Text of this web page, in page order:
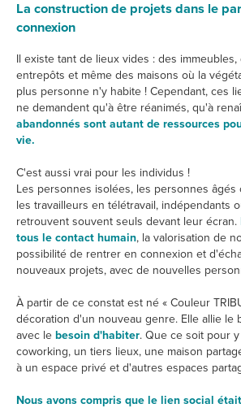
La construction de projets dans le
connexion
Il existe tant de lieux vides : des
entrepôts et même des maisons où la
plus personne n'y habite ! Cependant, ces
ne demandent qu'à être réanimés, qu'à
abandonnés sont autant de ressources
vie.
C'est aussi vrai pour les individus !
Les personnes isolées, les personnes âgés
les travailleurs en télétravail, indépendants
retrouvent souvent seuls devant leur écran.
tous le contact humain, la valorisation de
possibilité de rentrer en connexion et
nouveaux projets, avec de nouvelles
À partir de ce constat est né « Couleur
décoration d'un nouveau genre. Elle allie le
avec le besoin d'habiter. Que ce soit pour
coworking, un tiers lieux, une maison
à un espace privé et d'autres espaces
Nous avons compris que le lien social